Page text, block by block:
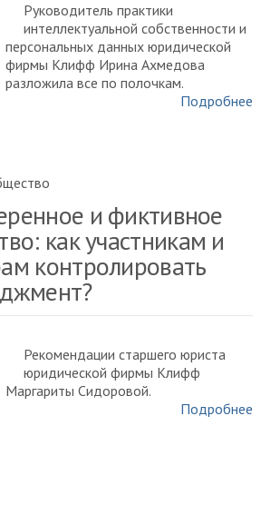
Руководитель практики
интеллектуальной собственности и
персональных данных юридической
фирмы Клифф Ирина Ахмедова
разложила все по полочкам.
Подробнее
и фиктивное
как участникам и
контролировать
Рекомендации старшего юриста
юридической фирмы Клифф
Маргариты Сидоровой.
Подробнее